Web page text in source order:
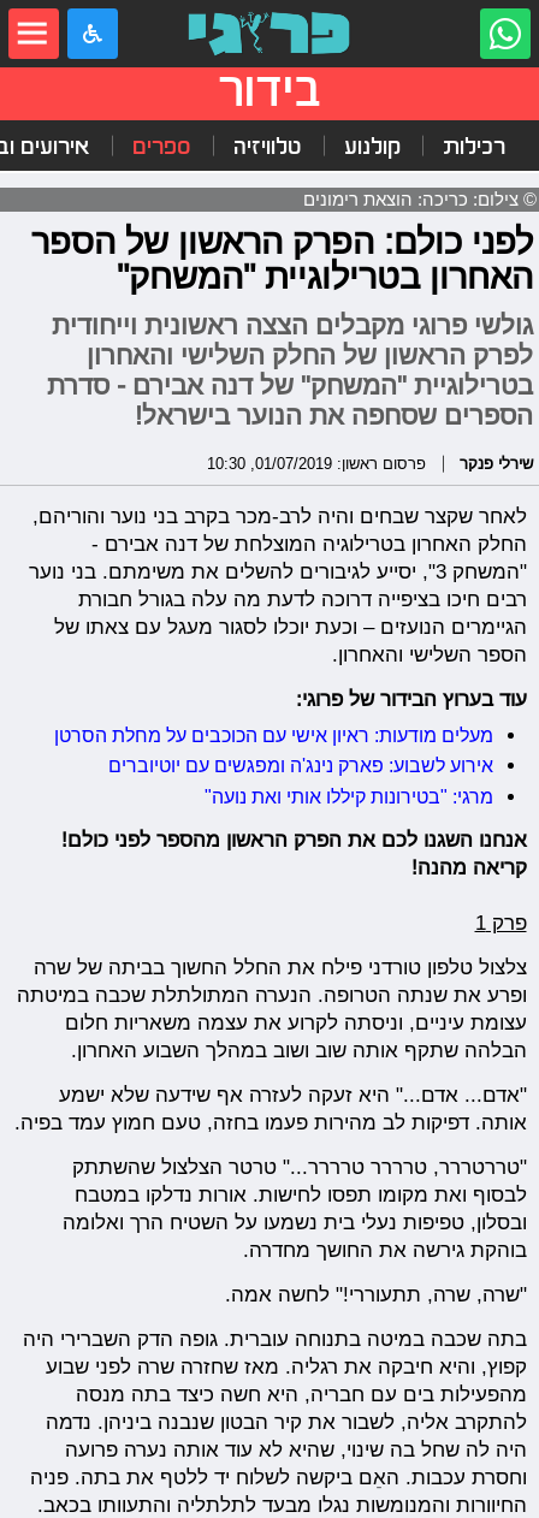
בידור
רכילות קולנוע טלוויזיה ספרים אירועים
© צילום: כריכה: הוצאת רימונים
לפני כולם: הפרק הראשון של הספר
האחרון בטרילוגיית "המשחק"
גולשי פרוגי מקבלים הצצה ראשונית וייחודית
לפרק הראשון של החלק השלישי והאחרון
בטרילוגיית "המשחק" של דנה אבירם - סדרת
הספרים שסחפה את הנוער בישראל!
שירלי פנקר פרסום ראשון: 01/07/2019, 10:30
לאחר שקצר שבחים והיה לרב-מכר בקרב בני נוער והוריהם,
החלק האחרון בטרילוגיה המוצלחת של דנה אבירם -
"המשחק 3", יסייע לגיבורים להשלים את משימתם. בני נוער
רבים חיכו בציפייה דרוכה לדעת מה עלה בגורל חבורת
הגיימרים הנועזים – וכעת יוכלו לסגור מעגל עם צאתו של
הספר השלישי והאחרון.
עוד בערוץ הבידור של פרוגי:
מעלים מודעות: ראיון אישי עם הכוכבים על מחלת הסרטן
אירוע לשבוע: פארק נינג'ה ומפגשים עם יוטיוברים
מרגי: "בטירונות קיללו אותי ואת נועה"
אנחנו השגנו לכם את הפרק הראשון מהספר לפני כולם!
קריאה מהנה!
פרק 1
צלצול טלפון טורדני פילח את החלל החשוך בביתה של שרה
ופרע את שנתה הטרופה. הנערה המתולתלת שכבה במיטתה
עצומת עיניים, וניסתה לקרוע את עצמה משאריות חלום
הבלהה שתקף אותה שוב ושוב במהלך השבוע האחרון.
"אדם... אדם..." היא זעקה לעזרה אף שידעה שלא ישמע
אותה. דפיקות לב מהירות פעמו בחזה, טעם חמוץ עמד בפיה.
"טררטררר, טרררר טרררר..." טרטר הצלצול שהשתתק
לבסוף ואת מקומו תפסו לחישות. אורות נדלקו במטבח
ובסלון, טפיפות נעלי בית נשמעו על השטיח הרך ואלומה
בוהקת גירשה את החושך מחדרה.
"שרה, שרה, תתעוררי!" לחשה אמה.
בתה שכבה במיטה בתנוחה עוברית. גופה הדק השברירי היה
קפוץ, והיא חיבקה את רגליה. מאז שחזרה שרה לפני שבוע
מהפעילות בים עם חבריה, היא חשה כיצד בתה מנסה
להתקרב אליה, לשבור את קיר הבטון שנבנה ביניהן. נדמה
היה לה שחל בה שינוי, שהיא לא עוד אותה נערה פרועה
וחסרת עכבות. האֵם ביקשה לשלוח יד ללטף את בתה. פניה
החיוורות והמנומשות נגלו מבעד לתלתליה והתעוותו בכאב.